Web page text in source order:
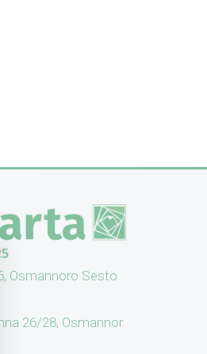
Osmannoro Sesto
26/28, Osmannor